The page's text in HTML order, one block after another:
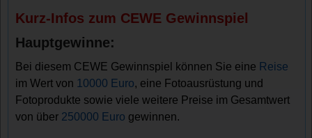
Kurz-Infos zum CEWE Gewinnspiel
Hauptgewinne:
Bei diesem CEWE Gewinnspiel können Sie eine Reise
im Wert von 10000 Euro, eine Fotoausrüstung und
Fotoprodukte sowie viele weitere Preise im Gesamtwert
von über 250000 Euro gewinnen.